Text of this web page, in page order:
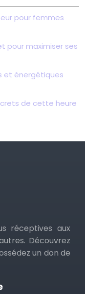
pour femmes
pour maximiser ses
et énergétiques
de cette heure
réceptives aux
Découvrez
un don de